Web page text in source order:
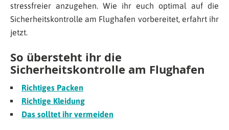
stressfreier anzugehen. Wie ihr euch optimal auf die
Sicherheitskontrolle am Flughafen vorbereitet, erfahrt ihr
jetzt.
So übersteht ihr die
Sicherheitskontrolle am Flughafen
Richtiges Packen
Richtige Kleidung
Das solltet ihr vermeiden